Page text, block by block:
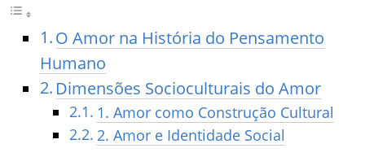
O Amor na História do Pensamento
Humano
Dimensões Socioculturais do Amor
1. Amor como Construção Cultural
2. Amor e Identidade Social